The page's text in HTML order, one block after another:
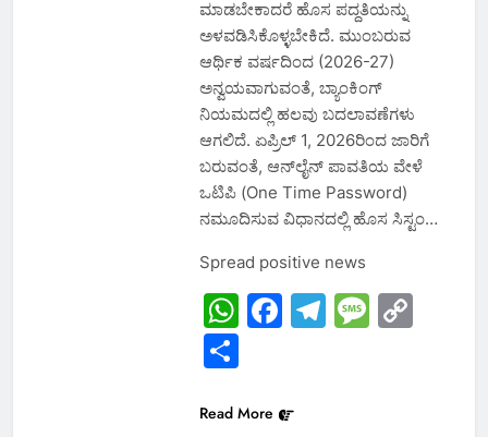
ಮಾಡಬೇಕಾದರೆ ಹೊಸ ಪದ್ದತಿಯನ್ನು
ಅಳವಡಿಸಿಕೊಳ್ಳಬೇಕಿದೆ. ಮುಂಬರುವ
ಆರ್ಥಿಕ ವರ್ಷದಿಂದ (2026-27)
ಅನ್ವಯವಾಗುವಂತೆ, ಬ್ಯಾಂಕಿಂಗ್
ನಿಯಮದಲ್ಲಿ ಹಲವು ಬದಲಾವಣೆಗಳು
ಆಗಲಿದೆ. ಏಪ್ರಿಲ್ 1, 2026ರಿಂದ ಜಾರಿಗೆ
ಬರುವಂತೆ, ಆನ್‌ಲೈನ್ ಪಾವತಿಯ ವೇಳೆ
ಒಟಿಪಿ (One Time Password)
ನಮೂದಿಸುವ ವಿಧಾನದಲ್ಲಿ ಹೊಸ ಸಿಸ್ಟಂ…
Spread positive news
WhatsApp
Facebook
Telegram
Share
Read More